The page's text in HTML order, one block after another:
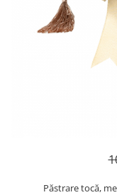
Toca absolvire
Accesorii
Banut anul absolvirii
Toca absolvire
Accesorii
Banut anul absolvirii
Toca absolvire
Accesorii
Banut anul absolvirii
Toca absolvire
Accesorii
Banut anul absolvirii
Cheia succesului
Diplome absolvire
Diplome profesori
Diplome Suport Piele/
Păstrare tocă,